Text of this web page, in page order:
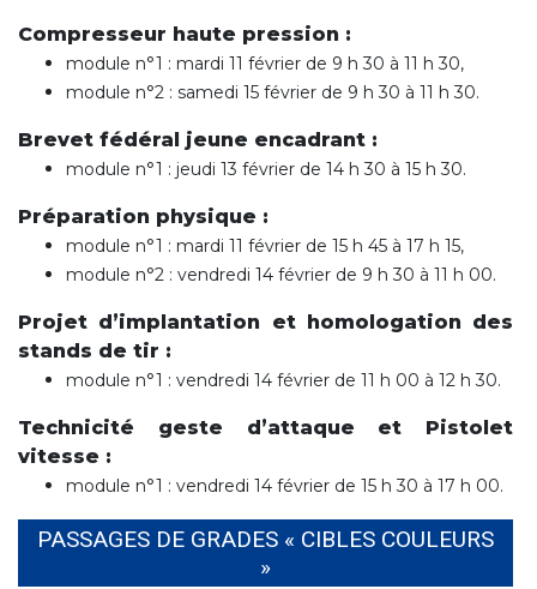
Compresseur haute pression :
module n°1 : mardi 11 février de 9 h 30 à 11 h 30,
module n°2 : samedi 15 février de 9 h 30 à 11 h 30.
Brevet fédéral jeune encadrant :
module n°1 : jeudi 13 février de 14 h 30 à 15 h 30.
Préparation physique :
module n°1 : mardi 11 février de 15 h 45 à 17 h 15,
module n°2 : vendredi 14 février de 9 h 30 à 11 h 00.
Projet d’implantation et homologation des
stands de tir :
module n°1 : vendredi 14 février de 11 h 00 à 12 h 30.
Technicité geste d’attaque et Pistolet
vitesse :
module n°1 : vendredi 14 février de 15 h 30 à 17 h 00.
PASSAGES DE GRADES « CIBLES COULEURS
»